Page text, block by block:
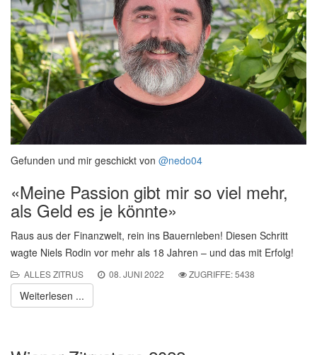
Gefunden und mir geschickt von @nedo04
«Meine Passion gibt mir so viel mehr,
als Geld es je könnte»
Raus aus der Finanzwelt, rein ins Bauernleben! Diesen Schritt
wagte Niels Rodin vor mehr als 18 Jahren – und das mit Erfolg!
ALLES ZITRUS 08. JUNI 2022 ZUGRIFFE: 5438
Weiterlesen ...